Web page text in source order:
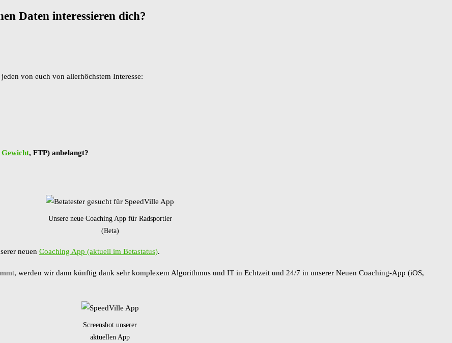
Daten interessieren dich?
von euch von allerhöchstem Interesse:
Gewicht, FTP) anbelangt?
Unsere neue Coaching App für Radsportler
(Beta)
neuen Coaching App (aktuell im Betastatus).
werden wir dann künftig dank sehr komplexem Algorithmus und IT in Echtzeit und 24/7 in unserer Neuen Coaching-App (iOS,
Screenshot unserer
aktuellen App